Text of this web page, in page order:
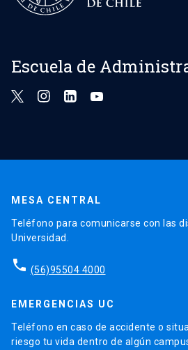
Escuela de
MESA CENTRAL
Teléfono para comunicarse con las
Universidad.
phone (56)95504 4000
EMERGENCIAS UC
Teléfono en caso de accidente o
riesgo tu vida dentro de algún